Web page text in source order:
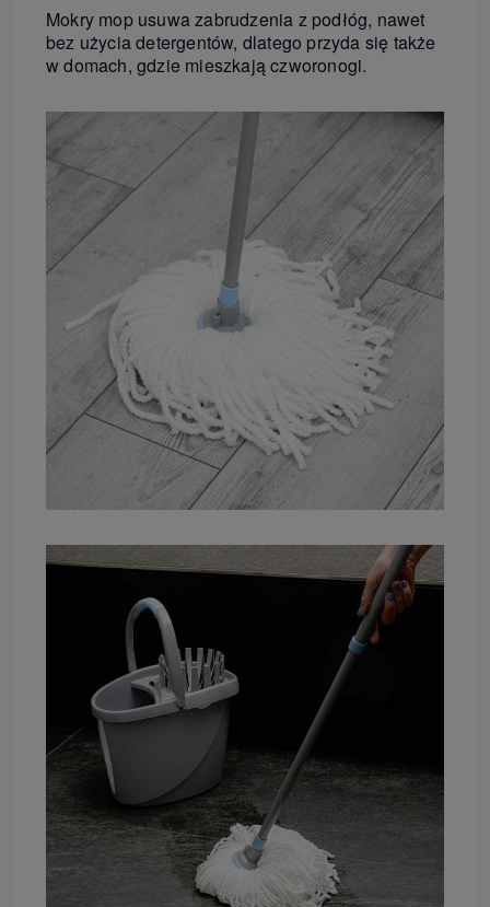
Mokry mop usuwa zabrudzenia z podłóg, nawet
bez użycia detergentów, dlatego przyda się także
w domach, gdzie mieszkają czworonogi.